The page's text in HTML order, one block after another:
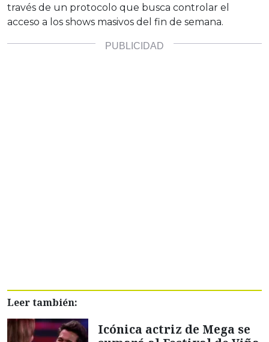
través de un protocolo que busca controlar el
acceso a los shows masivos del fin de semana.
Leer también:
Icónica actriz de Mega se